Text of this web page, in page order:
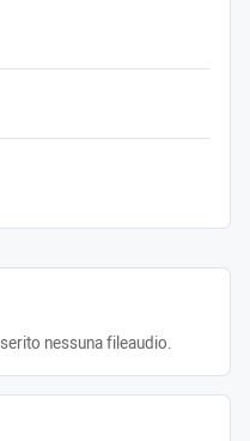
nessuna fileaudio.